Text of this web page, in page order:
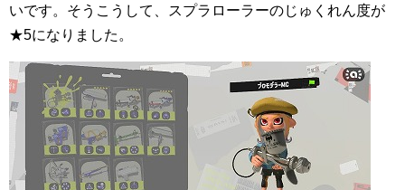
いです。そうこうして、スプラローラーのじゅくれん度が
★5になりました。